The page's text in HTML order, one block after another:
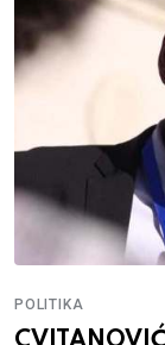
POLITIKA